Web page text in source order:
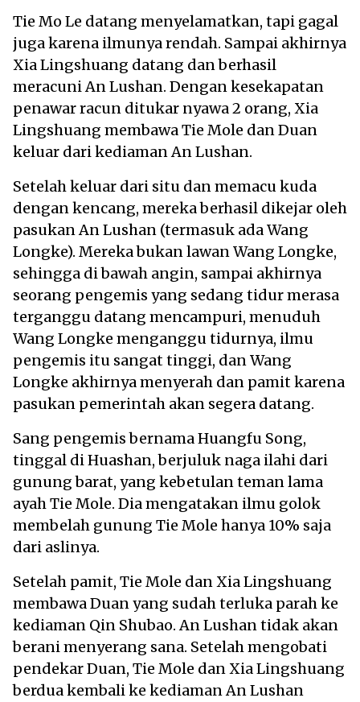
Tie Mo Le datang menyelamatkan, tapi gagal
juga karena ilmunya rendah. Sampai akhirnya
Xia Lingshuang datang dan berhasil
meracuni An Lushan. Dengan kesekapatan
penawar racun ditukar nyawa 2 orang, Xia
Lingshuang membawa Tie Mole dan Duan
keluar dari kediaman An Lushan.
Setelah keluar dari situ dan memacu kuda
dengan kencang, mereka berhasil dikejar oleh
pasukan An Lushan (termasuk ada Wang
Longke). Mereka bukan lawan Wang Longke,
sehingga di bawah angin, sampai akhirnya
seorang pengemis yang sedang tidur merasa
terganggu datang mencampuri, menuduh
Wang Longke menganggu tidurnya, ilmu
pengemis itu sangat tinggi, dan Wang
Longke akhirnya menyerah dan pamit karena
pasukan pemerintah akan segera datang.
Sang pengemis bernama Huangfu Song,
tinggal di Huashan, berjuluk naga ilahi dari
gunung barat, yang kebetulan teman lama
ayah Tie Mole. Dia mengatakan ilmu golok
membelah gunung Tie Mole hanya 10% saja
dari aslinya.
Setelah pamit, Tie Mole dan Xia Lingshuang
membawa Duan yang sudah terluka parah ke
kediaman Qin Shubao. An Lushan tidak akan
berani menyerang sana. Setelah mengobati
pendekar Duan, Tie Mole dan Xia Lingshuang
berdua kembali ke kediaman An Lushan